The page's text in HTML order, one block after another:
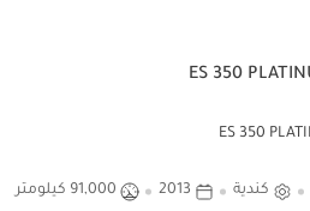
كندية 2013 91,000 كيلومتر